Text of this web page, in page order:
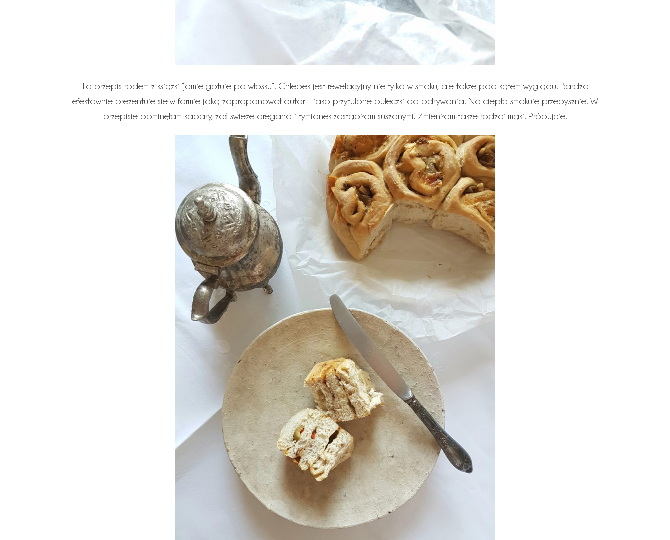
To przepis rodem z książki “Jamie gotuje po włosku”. Chlebek jest rewelacyjny nie tylko w smaku, ale także pod kątem wyglądu. Bardzo
efektownie prezentuje się w formie jaką zaproponował autor – jako przytulone bułeczki do odrywania. Na ciepło smakuje przepysznie! W
przepisie pominęłam kapary, zaś świeże oregano i tymianek zastąpiłam suszonymi. Zmieniłam także rodzaj mąki. Próbujcie!